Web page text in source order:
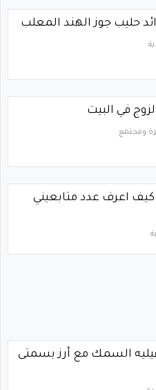
حليب جوز الهند المعلب
في البيت
ومجتمع
اعرف عدد متابعيني
السمك مع أرز بسمتى